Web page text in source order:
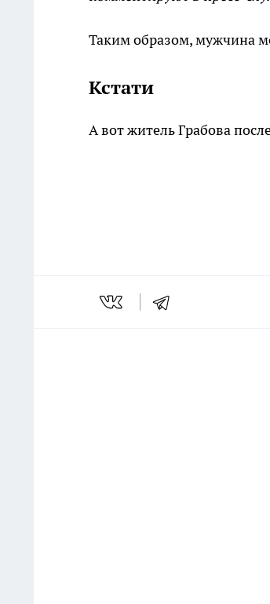
Таким образом, мужчина
Кстати
А вот житель Грабова